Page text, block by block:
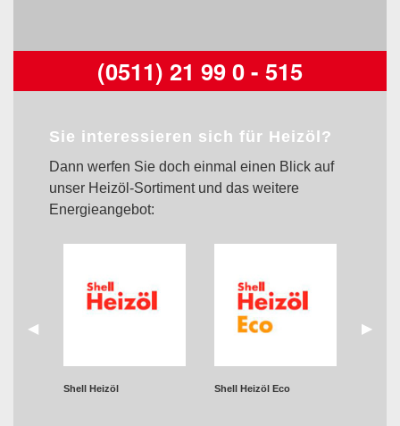
(0511) 21 99 0 - 515
Sie interessieren sich für Heizöl?
Dann werfen Sie doch einmal einen Blick auf
unser Heizöl-Sortiment und das weitere
Energieangebot:
zurück
◀︎ weiter
▶︎
Shell Heizöl Shell Heizöl Eco